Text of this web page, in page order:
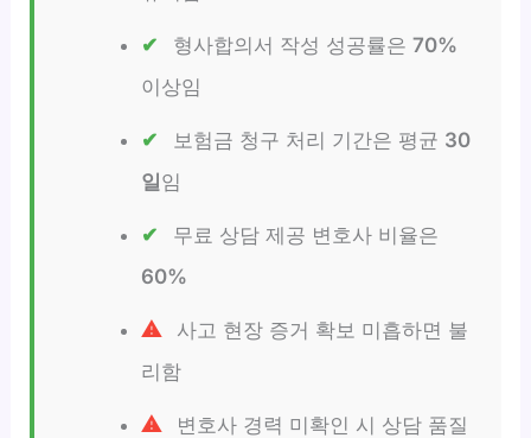
형사합의서 작성 성공률은 70%
이상임
보험금 청구 처리 기간은 평균 30
일임
무료 상담 제공 변호사 비율은
60%
사고 현장 증거 확보 미흡하면 불
리함
변호사 경력 미확인 시 상담 품질